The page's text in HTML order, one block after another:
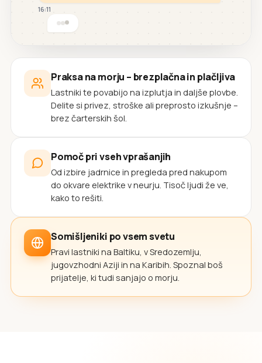
16:11
Praksa na morju – brezplačna in plačljiva
Lastniki te povabijo na izplutja in daljše plovbe.
Delite si privez, stroške ali preprosto izkušnje –
brez čarterskih šol.
Pomoč pri vseh vprašanjih
Od izbire jadrnice in pregleda pred nakupom
do okvare elektrike v neurju. Tisoč ljudi že ve,
kako to rešiti.
Somišljeniki po vsem svetu
Pravi lastniki na Baltiku, v Sredozemlju,
jugovzhodni Aziji in na Karibih. Spoznal boš
prijatelje, ki tudi sanjajo o morju.